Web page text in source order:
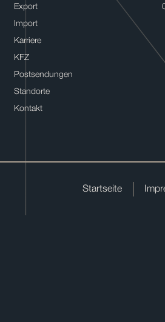
Export
Import
Karriere
KFZ
Postsendungen
Standorte
Kontakt
Startseite